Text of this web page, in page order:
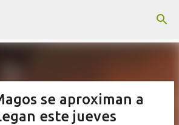
se aproximan a
este jueves